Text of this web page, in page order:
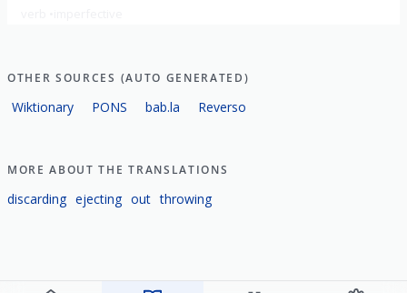
OTHER SOURCES (AUTO GENERATED)
Wiktionary PONS bab.la Reverso
MORE ABOUT THE TRANSLATIONS
discarding ejecting out throwing